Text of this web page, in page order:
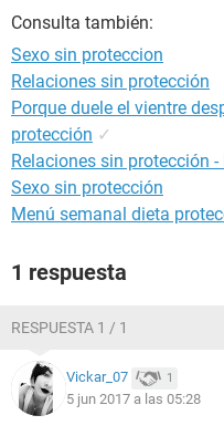
Consulta también:
Sexo sin proteccion
Relaciones sin protección
Porque duele el vientre
protección ✓
Relaciones sin protección
Sexo sin protección
Menú semanal dieta
1 respuesta
RESPUESTA 1 / 1
Vickar_07 1
5 jun 2017 a las 05:28